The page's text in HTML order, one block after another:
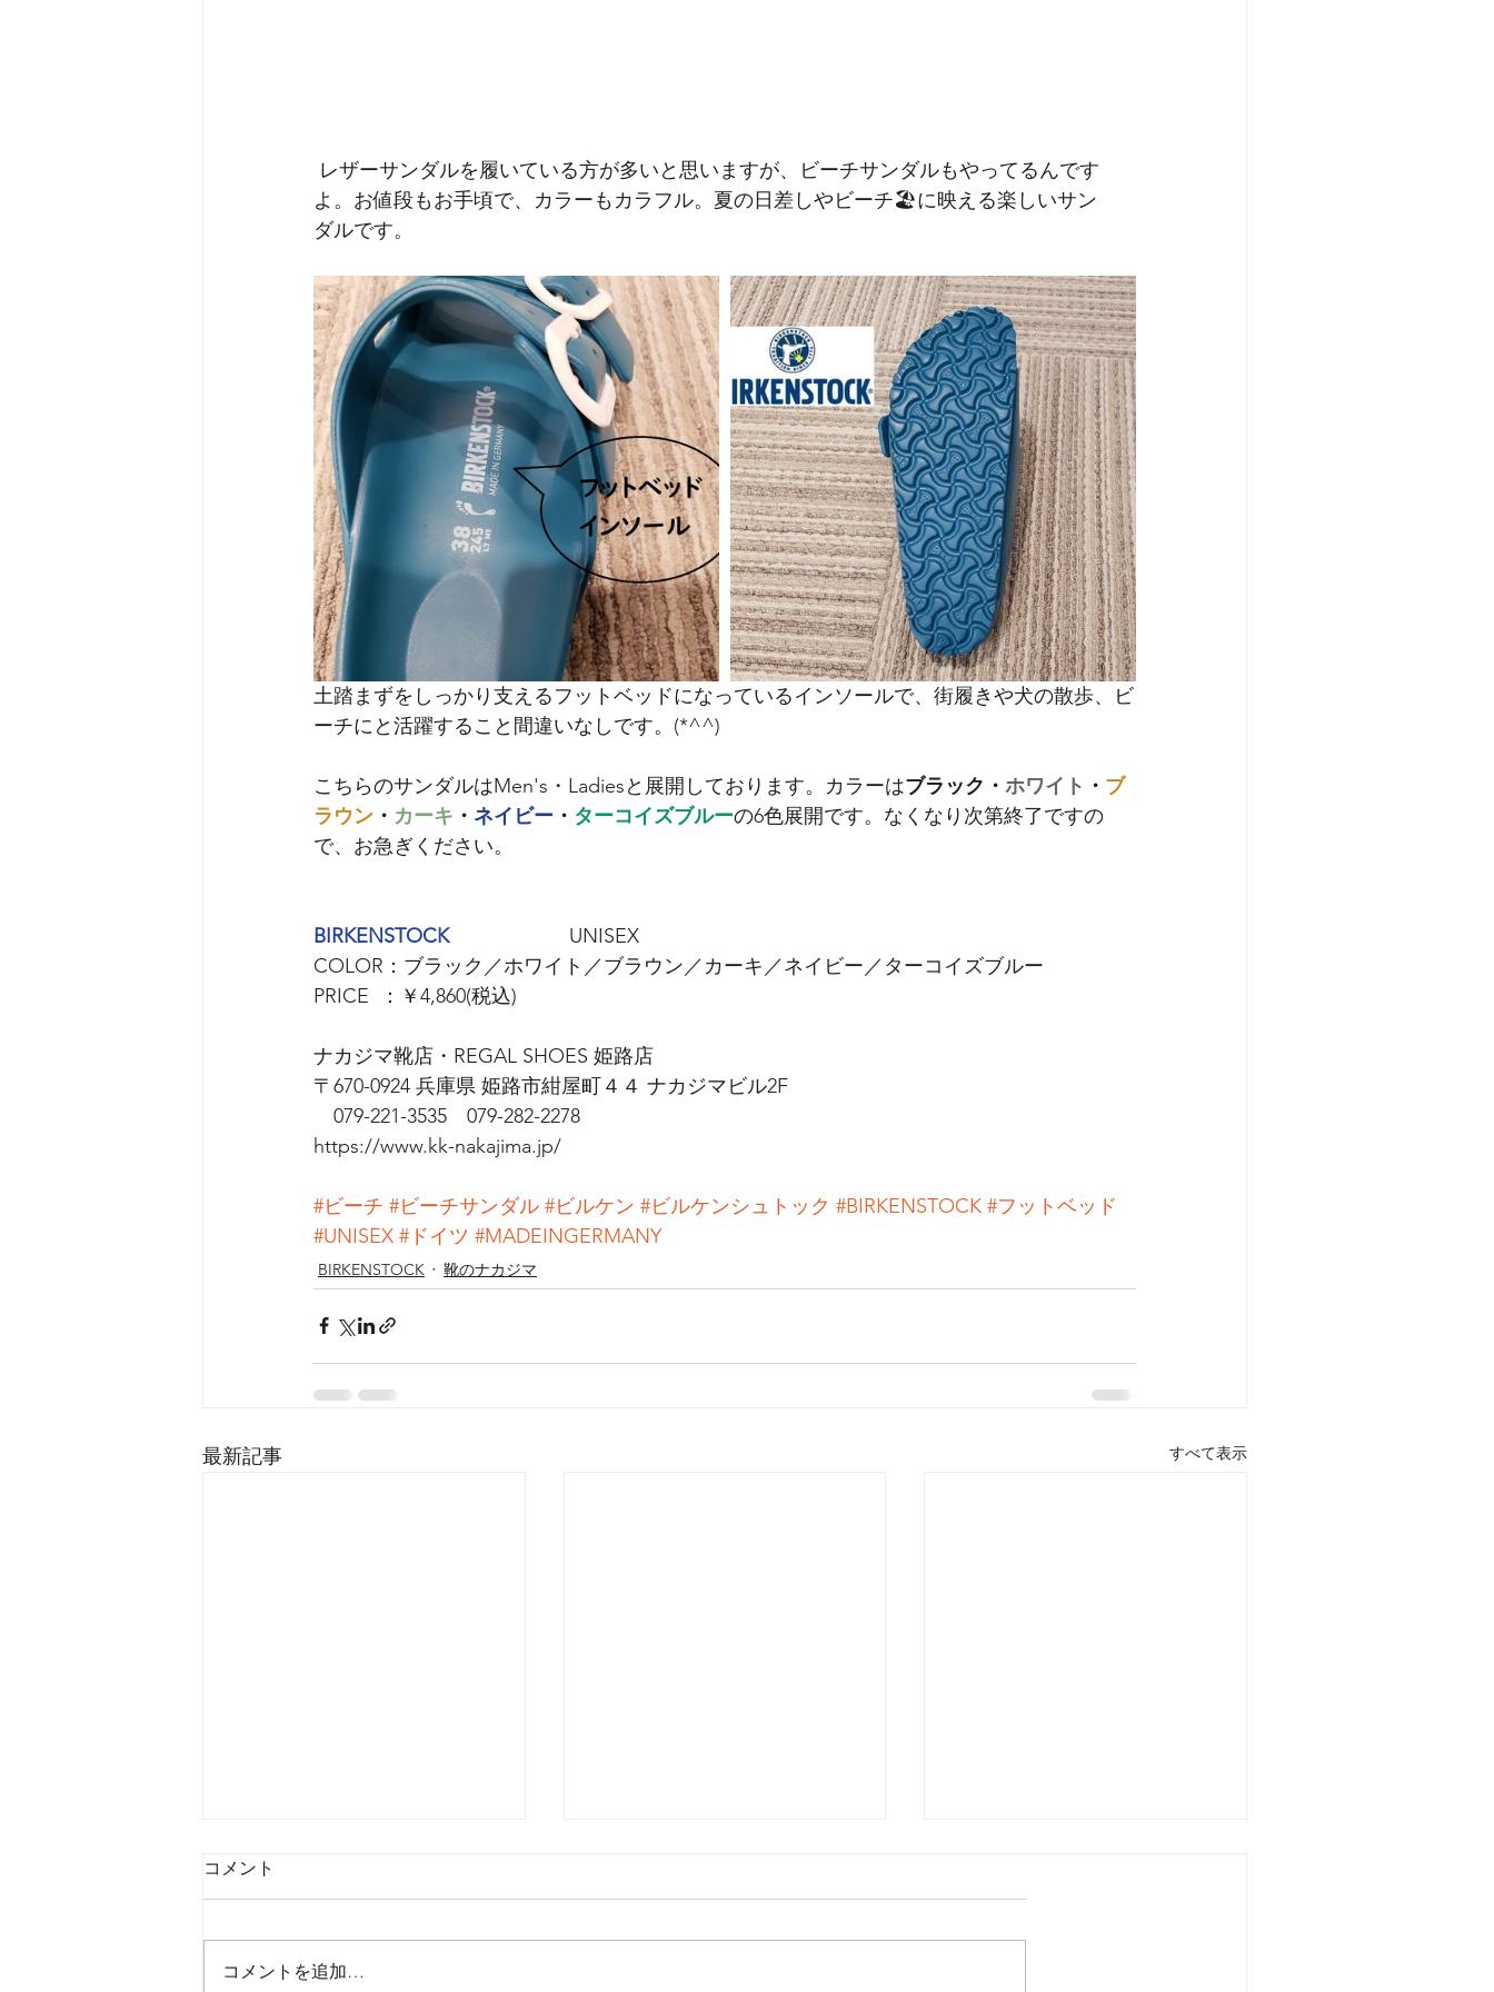
よ。お値段もお手頃で、カラーもカラフル。夏の日差しやビーチ🏖に映える楽しいサン
ダルです。
土踏まずをしっかり支えるフットベッドになっているインソールで、街履きや犬の散歩、ビ
ーチにと活躍すること間違いなしです。(*^^)
こちらのサンダルはMen's・Ladiesと展開しております。カラーはブラック・ ホワイト ・ ブ
ラウン ・ カーキ ・ ネイビー ・ ターコイズブルーの6色展開です。なくなり次第終了ですの
で、お急ぎください。
BIRKENSTOCK UNISEX
COLOR：ブラック／ホワイト／ブラウン／カーキ／ネイビー／ターコイズブルー
PRICE  ：￥4,860(税込)
ナカジマ靴店・REGAL SHOES 姫路店
〒670-0924 兵庫県 姫路市紺屋町４４ ナカジマビル2F
079-221-3535　079-282-2278
https://www.kk-nakajima.jp/
#ビーチ #ビーチサンダル #ビルケン #ビルケンシュトック #BIRKENSTOCK #フットベッド
#UNISEX #ドイツ #MADEINGERMANY
BIRKENSTOCK 靴のナカジマ
最新記事 すべて表示
コメント
コメントを追加…